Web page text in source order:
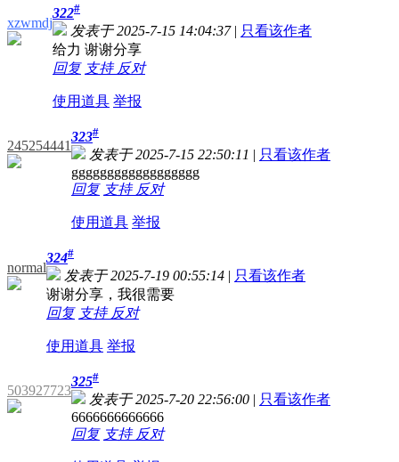
xzwmdj
322#
发表于 2025-7-15 14:04:37 | 只看该作者
给力 谢谢分享
回复 支持 反对
使用道具 举报
245254441
323#
发表于 2025-7-15 22:50:11 | 只看该作者
gggggggggggggggggg
回复 支持 反对
使用道具 举报
normal
324#
发表于 2025-7-19 00:55:14 | 只看该作者
谢谢分享，我很需要
回复 支持 反对
使用道具 举报
503927723
325#
发表于 2025-7-20 22:56:00 | 只看该作者
6666666666666
回复 支持 反对